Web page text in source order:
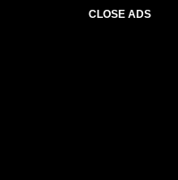
CLOSE ADS